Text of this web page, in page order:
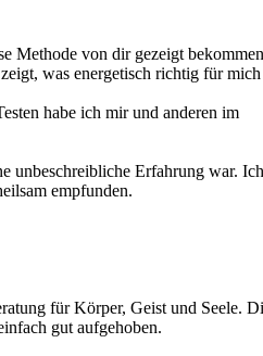
Methode von dir gezeigt bekommen
was energetisch richtig für mich
habe ich mir und anderen im
unbeschreibliche Erfahrung war. Ich
empfunden.
für Körper, Geist und Seele.
gut aufgehoben.